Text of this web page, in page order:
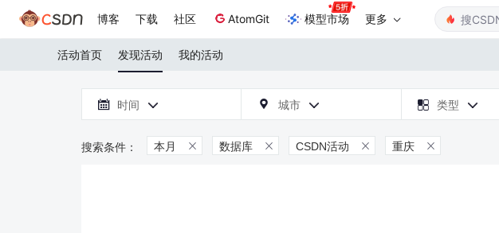
博客 下载 社区 AtomGit 模型市场 更多
活动首页 发现活动 我的活动
 时间   城市   类型 
本月  数据库  CSDN活动  重庆 